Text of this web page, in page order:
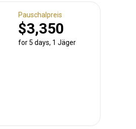
Pauschalpreis
$3,350
for 5 days, 1 Jäger